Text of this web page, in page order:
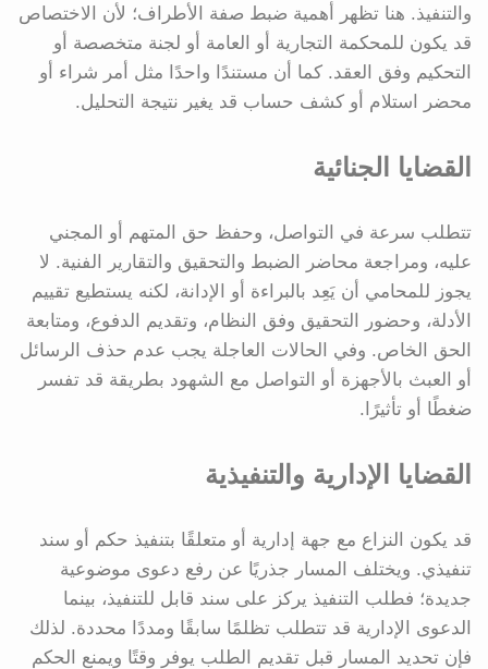
والتنفيذ. هنا تظهر أهمية ضبط صفة الأطراف؛ لأن الاختصاص
قد يكون للمحكمة التجارية أو العامة أو لجنة متخصصة أو
التحكيم وفق العقد. كما أن مستندًا واحدًا مثل أمر شراء أو
محضر استلام أو كشف حساب قد يغير نتيجة التحليل.
القضايا الجنائية
تتطلب سرعة في التواصل، وحفظ حق المتهم أو المجني
عليه، ومراجعة محاضر الضبط والتحقيق والتقارير الفنية. لا
يجوز للمحامي أن يَعِد بالبراءة أو الإدانة، لكنه يستطيع تقييم
الأدلة، وحضور التحقيق وفق النظام، وتقديم الدفوع، ومتابعة
الحق الخاص. وفي الحالات العاجلة يجب عدم حذف الرسائل
أو العبث بالأجهزة أو التواصل مع الشهود بطريقة قد تفسر
ضغطًا أو تأثيرًا.
القضايا الإدارية والتنفيذية
قد يكون النزاع مع جهة إدارية أو متعلقًا بتنفيذ حكم أو سند
تنفيذي. ويختلف المسار جذريًا عن رفع دعوى موضوعية
جديدة؛ فطلب التنفيذ يركز على سند قابل للتنفيذ، بينما
الدعوى الإدارية قد تتطلب تظلمًا سابقًا ومددًا محددة. لذلك
فإن تحديد المسار قبل تقديم الطلب يوفر وقتًا ويمنع الحكم